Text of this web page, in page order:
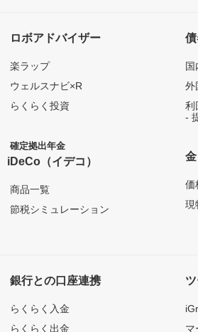
ロボアドバイザー
楽ラップ
ウェルスナビ×R
らくらく投資
確定拠出年金
iDeCo（イデコ）
商品一覧
節税シミュレーション
国
外
利
-
価
現
銀行との口座連携
らくらく入金
らくらく出金
マ